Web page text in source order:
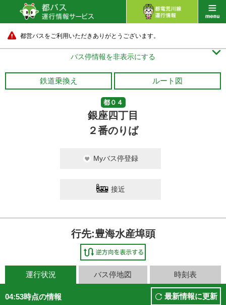
都営バスをご利用いただきありがとうございます。
バス停情報を非表示にする 
鉄道乗換え ルート図
都０４
銀座四丁目
２番のりば
Myバス停登録
接近
行先:豊海水産埠頭
運行状況 バス停地図 時刻表
04:53時点の情報 最新情報に更新